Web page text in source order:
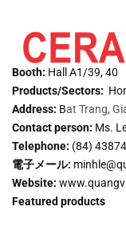
Booth: Hall A1/39, 40
Products/Sectors:
Address: Bat Trang,
Contact person: Ms.
Telephone: (84)
電子メール:
Website:
Featured products